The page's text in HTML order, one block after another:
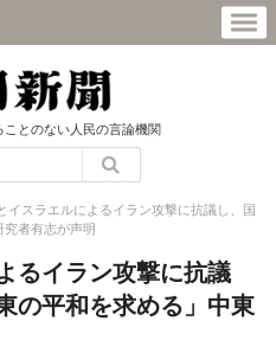
とのない人民の言論機関
イスラエルによるイラン攻撃に抗議し、国
者有志が声明
るイラン攻撃に抗議
の平和を求める」中東